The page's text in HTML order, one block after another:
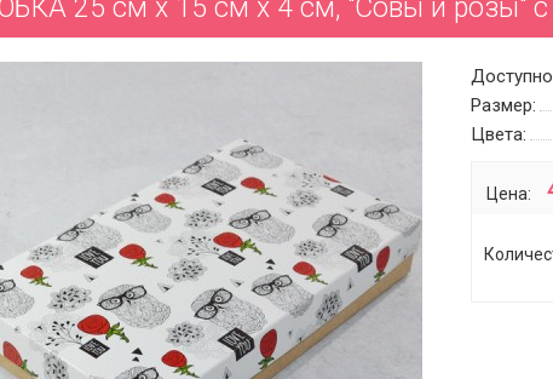
25 см х 15 см х 4 см, "Совы и розы"
Размер:
Цвета:
Цена: